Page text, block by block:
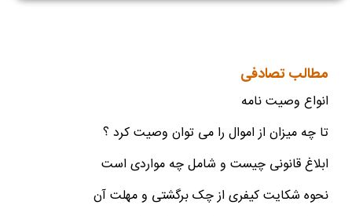
مطالب تصادفی
انواع وصیت نامه
تا چه میزان از اموال را می توان وصیت کرد ؟
ابلاغ قانونی چیست و شامل چه مواردی است
نحوه شکایت کیفری از چک برگشتی و مهلت آن